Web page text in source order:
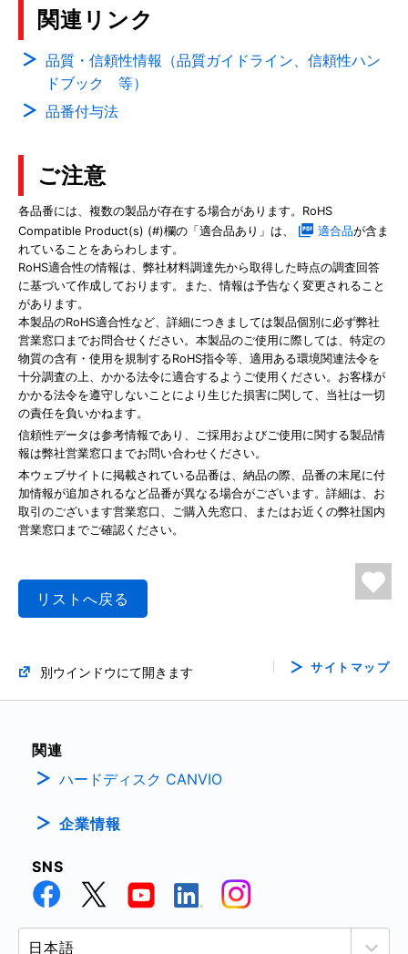
関連リンク
品質・信頼性情報（品質ガイドライン、信頼性ハン
ドブック 等）
品番付与法
ご注意
各品番には、複数の製品が存在する場合があります。RoHS
Compatible Product(s) (#)欄の「適合品あり」は、
適合品が含ま
れていることをあらわします。
RoHS適合性の情報は、弊社材料調達先から取得した時点の調査回答
に基づいて作成しております。また、情報は予告なく変更されること
があります。
本製品のRoHS適合性など、詳細につきましては製品個別に必ず弊社
営業窓口までお問合せください。本製品のご使用に際しては、特定の
物質の含有・使用を規制するRoHS指令等、適用ある環境関連法令を
十分調査の上、かかる法令に適合するようご使用ください。お客様が
かかる法令を遵守しないことにより生じた損害に関して、当社は一切
の責任を負いかねます。
信頼性データは参考情報であり、ご採用およびご使用に関する製品情
報は弊社営業窓口までお問い合わせください。
本ウェブサイトに掲載されている品番は、納品の際、品番の末尾に付
加情報が追加されるなど品番が異なる場合がございます。詳細は、お
取引のございます営業窓口、ご購入先窓口、またはお近くの弊社国内
営業窓口までご確認ください。
リストへ戻る
別ウインドウにて開きます サイトマップ
関連
ハードディスク CANVIO
企業情報
SNS